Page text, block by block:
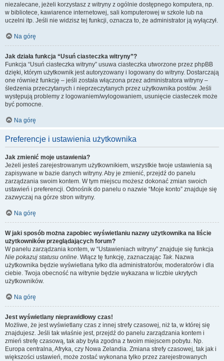
niezalecane, jeżeli korzystasz z witryny z ogólnie dostępnego komputera, np.
w bibliotece, kawiarence internetowej, sali komputerowej w szkole lub na
uczelni itp. Jeśli nie widzisz tej funkcji, oznacza to, że administrator ją wyłączył.
Na górę
Jak działa funkcja “Usuń ciasteczka witryny”?
Funkcja “Usuń ciasteczka witryny” usuwa ciasteczka utworzone przez phpBB
dzięki, którym użytkownik jest autoryzowany i logowany do witryny. Dostarczają
one również funkcję – jeśli została włączona przez administratora witryny –
śledzenia przeczytanych i nieprzeczytanych przez użytkownika postów. Jeśli
występują problemy z logowaniem/wylogowaniem, usunięcie ciasteczek może
być pomocne.
Na górę
Preferencje i ustawienia użytkownika
Jak zmienić moje ustawienia?
Jeżeli jesteś zarejestrowanym użytkownikiem, wszystkie twoje ustawienia są
zapisywane w bazie danych witryny. Aby je zmienić, przejdź do panelu
zarządzania swoim kontem. W tym miejscu możesz dokonać zmian swoich
ustawień i preferencji. Odnośnik do panelu o nazwie “Moje konto” znajduje się
zazwyczaj na górze stron witryny.
Na górę
W jaki sposób można zapobiec wyświetlaniu nazwy użytkownika na liście
użytkowników przeglądających forum?
W panelu zarządzania kontem, w “Ustawieniach witryny” znajduje się funkcja
Nie pokazuj statusu online. Włącz tę funkcję, zaznaczając Tak. Nazwa
użytkownika będzie wyświetlana tylko dla administratorów, moderatorów i dla
ciebie. Twoja obecność na witrynie będzie wykazana w liczbie ukrytych
użytkowników.
Na górę
Jest wyświetlany nieprawidłowy czas!
Możliwe, że jest wyświetlany czas z innej strefy czasowej, niż ta, w której się
znajdujesz. Jeśli tak właśnie jest, przejdź do panelu zarządzania kontem i
zmień strefę czasową, tak aby była zgodna z twoim miejscem pobytu. Np.
Europa centralna, Afryka, czy Nowa Zelandia. Zmiana strefy czasowej, tak jak i
większości ustawień, może zostać wykonana tylko przez zarejestrowanych